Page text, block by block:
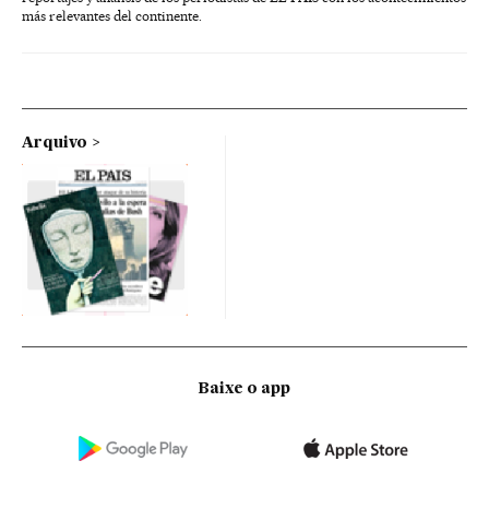
más relevantes del continente.
Arquivo
Baixe o app